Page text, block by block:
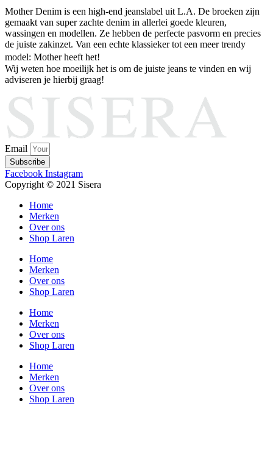
Mother Denim is een high-end jeanslabel uit L.A. De broeken zijn
gemaakt van super zachte denim in allerlei goede kleuren,
wassingen en modellen. Ze hebben de perfecte pasvorm en precies
de juiste zakinzet. Van een echte klassieker tot een meer trendy
model: Mother heeft het!
Wij weten hoe moeilijk het is om de juiste jeans te vinden en wij
adviseren je hierbij graag!
Email
Subscribe
Facebook Instagram
Copyright © 2021 Sisera
Home
Merken
Over ons
Shop Laren
Home
Merken
Over ons
Shop Laren
Home
Merken
Over ons
Shop Laren
Home
Merken
Over ons
Shop Laren